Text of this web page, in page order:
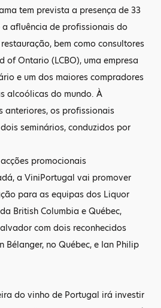
tem prevista a presença de 33
afluência de profissionais do
bem como consultores
of Ontario (LCBO), uma empresa
e um dos maiores compradores
alcoólicas do mundo. À
anteriores, os profissionais
seminários, conduzidos por
promocionais
a ViniPortugal vai promover
para as equipas dos Liquor
British Columbia e Québec,
com dois reconhecidos
Bélanger, no Québec, e Ian Philip
do vinho de Portugal irá investir